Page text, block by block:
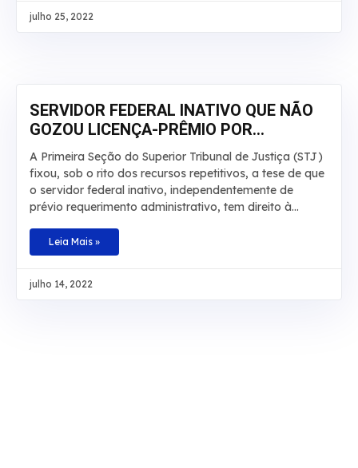
escalada, hidroginástica e piscinas. A ideia foi
natureza em companhia da família
julho 25, 2022
SERVIDOR FEDERAL INATIVO QUE NÃO
GOZOU LICENÇA-PRÊMIO POR
QUALQUER MOTIVO DEVE RECEBER EM
DINHEIRO
A Primeira Seção do Superior Tribunal de Justiça (STJ)
fixou, sob o rito dos recursos repetitivos, a tese de que
o servidor federal inativo, independentemente de
prévio requerimento administrativo, tem direito à
usufruída durante a atividade funcional nem contada
em dobro para a aposentadoria, sob pena de
redação original do artigo 87, parágrafo 2º, da Lei
Leia Mais »
julho 14, 2022